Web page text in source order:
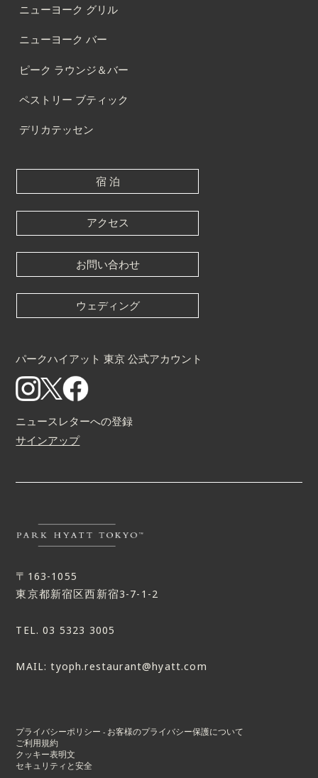
ニューヨーク グリル
ニューヨーク バー
ピーク ラウンジ＆バー
ペストリー ブティック
デリカテッセン
宿 泊
アクセス
お問い合わせ
ウェディング
パークハイアット 東京 公式アカウント
ニュースレターへの登録
サインアップ
〒163-1055
東京都新宿区西新宿3-7-1-2
TEL.03 5323 3005
MAIL:tyoph.restaurant@hyatt.com
プライバシーポリシー - お客様のプライバシー保護について
ご利用規約
クッキー表明文
セキュリティと安全